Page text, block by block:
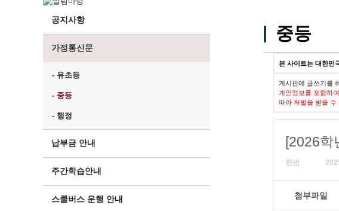
공지사항
가정통신문
- 유초등
- 중등
- 행정
납부금 안내
주간학습안내
스쿨버스 운행 안내
중등
본 사이트는 대한민
게시판에 글쓰기를
개인정보를 포함하
따라 처벌을 받을 수
[2026학
한번
첨부파일